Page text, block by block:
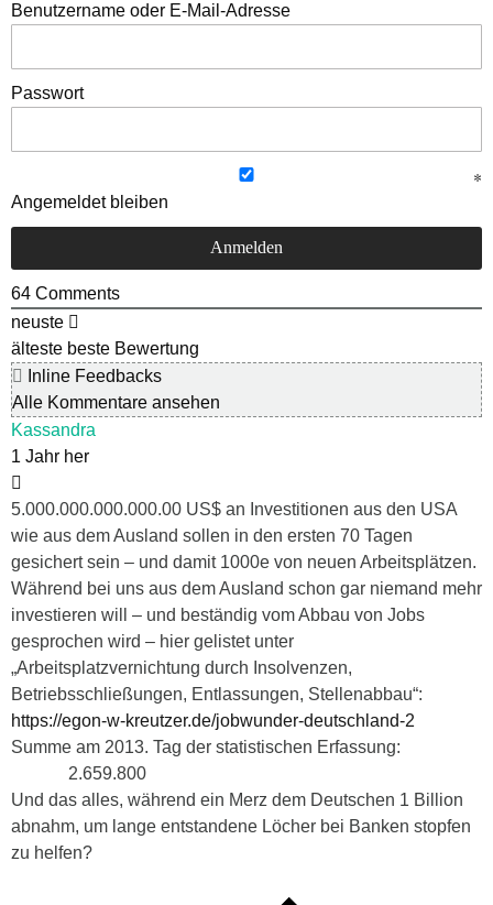
Benutzername oder E-Mail-Adresse
Passwort
Angemeldet bleiben
64 Comments
neuste
älteste beste Bewertung
Inline Feedbacks
Alle Kommentare ansehen
Kassandra
1 Jahr her
5.000.000.000.000.00 US$ an Investitionen aus den USA
wie aus dem Ausland sollen in den ersten 70 Tagen
gesichert sein – und damit 1000e von neuen Arbeitsplätzen.
Während bei uns aus dem Ausland schon gar niemand mehr
investieren will – und beständig vom Abbau von Jobs
gesprochen wird – hier gelistet unter
„Arbeitsplatzvernichtung durch Insolvenzen,
Betriebsschließungen, Entlassungen, Stellenabbau“:
https://egon-w-kreutzer.de/jobwunder-deutschland-2
Summe am 2013. Tag der statistischen Erfassung:
2.659.800
Und das alles, während ein Merz dem Deutschen 1 Billion
abnahm, um lange entstandene Löcher bei Banken stopfen
zu helfen?